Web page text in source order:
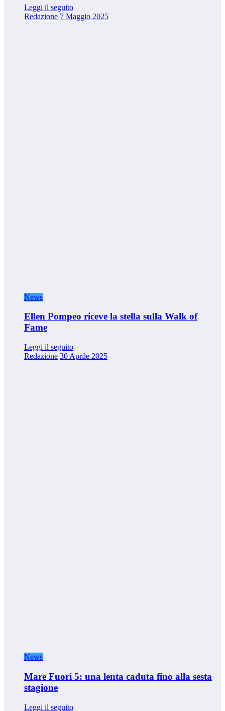
Leggi il seguito
Redazione 7 Maggio 2025
News
Ellen Pompeo riceve la stella sulla Walk of
Fame
Leggi il seguito
Redazione 30 Aprile 2025
News
Mare Fuori 5: una lenta caduta fino alla sesta
stagione
Leggi il seguito